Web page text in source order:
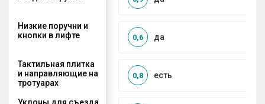
Низкие поручни и
кнопки в лифте
да
0,6
Тактильная плитка
и направляющие на
тротуарах
есть
0,8
Уклоны для съезда